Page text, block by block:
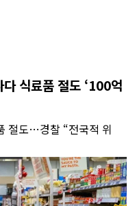
식료품 절도 ‘100억
절도…경찰 “전국적 위